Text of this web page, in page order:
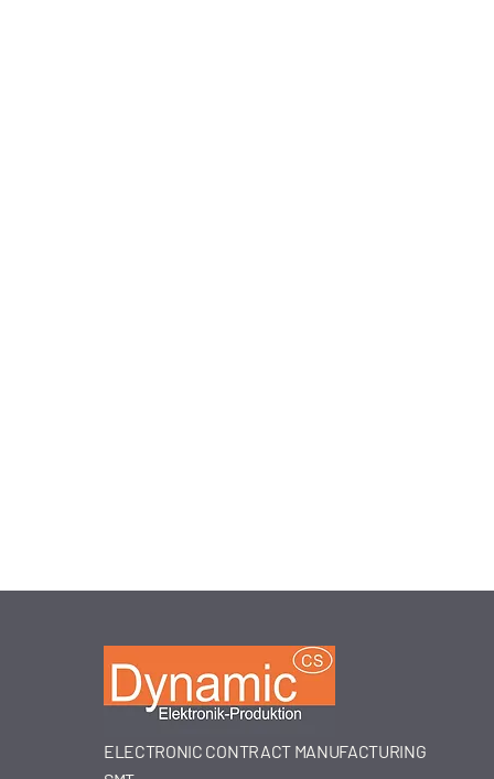
ELECTRONIC CONTRACT MANUFACTURING